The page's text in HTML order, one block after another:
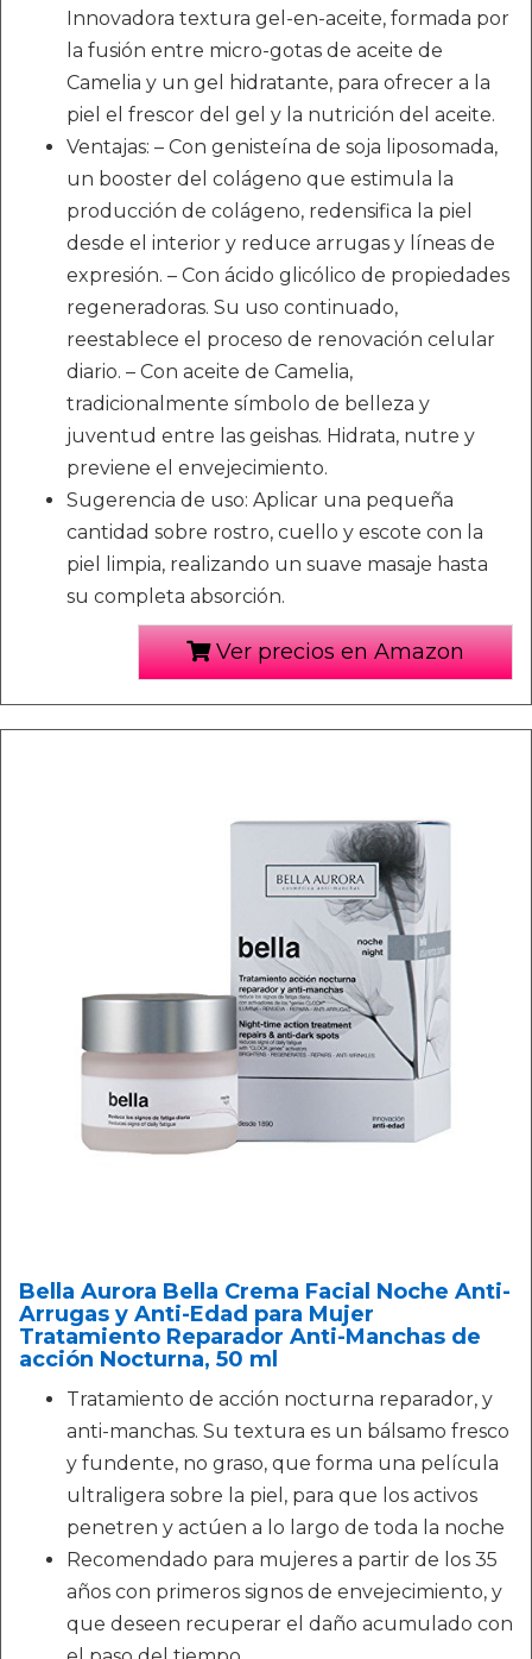
Innovadora textura gel-en-aceite, formada por
la fusión entre micro-gotas de aceite de
Camelia y un gel hidratante, para ofrecer a la
piel el frescor del gel y la nutrición del aceite.
Ventajas: – Con genisteína de soja liposomada,
un booster del colágeno que estimula la
producción de colágeno, redensifica la piel
desde el interior y reduce arrugas y líneas de
expresión. – Con ácido glicólico de propiedades
regeneradoras. Su uso continuado,
reestablece el proceso de renovación celular
diario. – Con aceite de Camelia,
tradicionalmente símbolo de belleza y
juventud entre las geishas. Hidrata, nutre y
previene el envejecimiento.
Sugerencia de uso: Aplicar una pequeña
cantidad sobre rostro, cuello y escote con la
piel limpia, realizando un suave masaje hasta
su completa absorción.
Ver precios en Amazon
Bella Aurora Bella Crema Facial Noche Anti-
Arrugas y Anti-Edad para Mujer
Tratamiento Reparador Anti-Manchas de
acción Nocturna, 50 ml
Tratamiento de acción nocturna reparador, y
anti-manchas. Su textura es un bálsamo fresco
y fundente, no graso, que forma una película
ultraligera sobre la piel, para que los activos
penetren y actúen a lo largo de toda la noche
Recomendado para mujeres a partir de los 35
años con primeros signos de envejecimiento, y
que deseen recuperar el daño acumulado con